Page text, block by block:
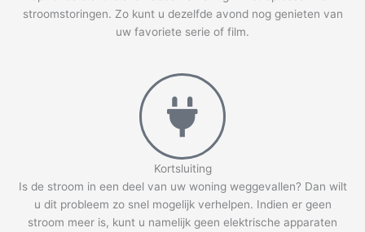
stroomstoringen. Zo kunt u dezelfde avond nog genieten van
uw favoriete serie of film.
Kortsluiting
Is de stroom in een deel van uw woning weggevallen? Dan wilt
u dit probleem zo snel mogelijk verhelpen. Indien er geen
stroom meer is, kunt u namelijk geen elektrische apparaten